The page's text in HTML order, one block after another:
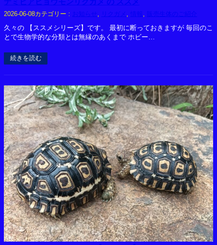
2026-06-08カテゴリー : お知らせ リクガメ 情報 販売生体のご紹介
久々の 【ススメシリーズ】です。 最初に断っておきますが 毎回のこ
とで生物学的な分類とは無縁のあくまで ホビー…
続きを読む